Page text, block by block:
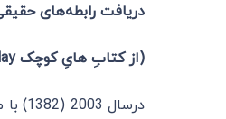
دریافت رابطه‌های
(از کتابِ هایِ کوچک